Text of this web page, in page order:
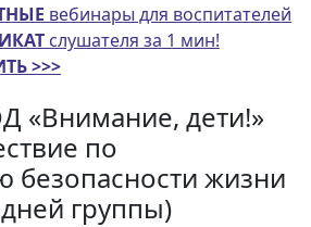
вебинары для воспитателей
слушателя за 1 мин!
>>>
«Внимание, дети!»
по
безопасности жизни
группы)